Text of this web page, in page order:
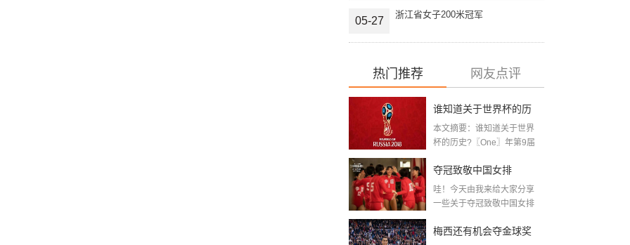
05-27
浙江省女子200米冠军
热门推荐 网友点评
谁知道关于世界杯的历
史 「十二月四号世界杯
本文摘要：谁知道关于世界
杯的历史?〖One〗年第9届
夺冠致敬中国女排
〖2020关于电影 夺冠 观
哇！今天由我来给大家分享
一些关于夺冠致敬中国女排
梅西还有机会夺金球奖